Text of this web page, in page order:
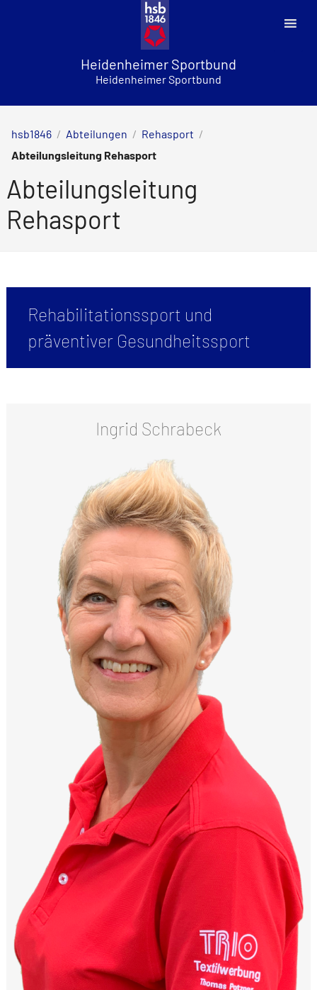
Heidenheimer Sportbund
Heidenheimer Sportbund
hsb1846 / Abteilungen / Rehasport /
Abteilungsleitung Rehasport
Abteilungsleitung
Rehasport
Rehabilitationssport und
präventiver Gesundheitssport
Ingrid Schrabeck